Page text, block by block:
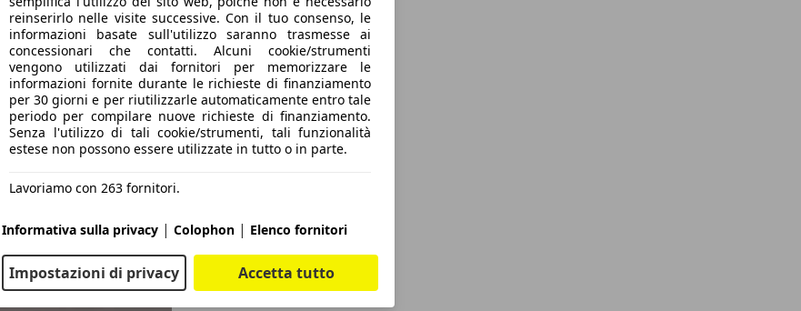
reinserirlo nelle visite successive. Con il tuo consenso, le
informazioni basate sull'utilizzo saranno trasmesse ai
concessionari che contatti. Alcuni cookie/strumenti
vengono utilizzati dai fornitori per memorizzare le
informazioni fornite durante le richieste di finanziamento
per 30 giorni e per riutilizzarle automaticamente entro tale
periodo per compilare nuove richieste di finanziamento.
Senza l'utilizzo di tali cookie/strumenti, tali funzionalità
estese non possono essere utilizzate in tutto o in parte.
Lavoriamo con 263 fornitori.
Informativa sulla privacy | Colophon | Elenco fornitori
Impostazioni di privacy Accetta tutto